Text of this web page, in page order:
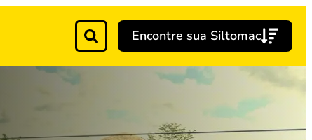
Encontre sua Siltomac